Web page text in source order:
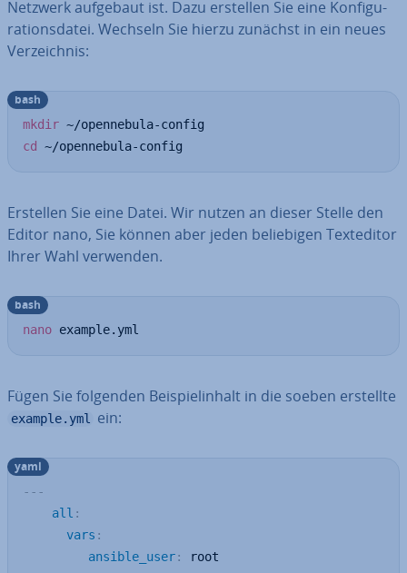
Netzwerk aufgebaut ist. Dazu erstellen Sie eine Kon­fi­gu­
ra­ti­ons­da­tei. Wechseln Sie hierzu zunächst in ein neues
Ver­zeich­nis:
mkdir
cd
~/opennebula-config
bash
Erstellen Sie eine Datei. Wir nutzen an dieser Stelle den
Editor nano, Sie können aber jeden be­lie­bi­gen Text­edi­tor
Ihrer Wahl verwenden.
nano example.yml
bash
Fügen Sie folgenden Bei­spiel­in­halt in die soeben erstellte
example.yml ein:
---
all :
vars :
ansible_user:
root
yaml